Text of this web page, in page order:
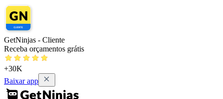
GetNinjas - Cliente
Receba orçamentos grátis
+30K
Baixar app